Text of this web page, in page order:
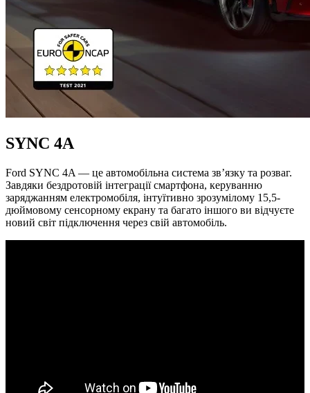
SYNC 4A
Ford SYNC 4A — це автомобільна система зв’язку та розваг.
Завдяки бездротовій інтеграції смартфона, керуванню
заряджанням електромобіля, інтуїтивно зрозумілому 15,5-
дюймовому сенсорному екрану та багато іншого ви відчуєте
новий світ підключення через свій автомобіль.